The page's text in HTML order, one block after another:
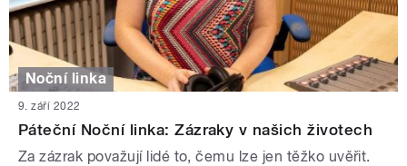
Noční linka
9. září 2022
Páteční Noční linka: Zázraky v našich životech
Za zázrak považují lidé to, čemu lze jen těžko uvěřit.